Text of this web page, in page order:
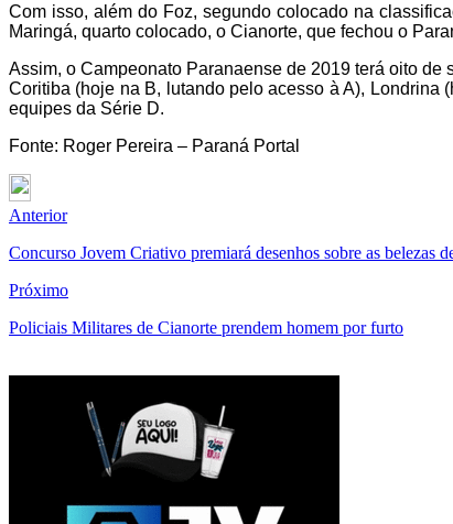
Com isso, além do Foz, segundo colocado na
Maringá, quarto colocado, o Cianorte, que fechou o
Assim, o Campeonato Paranaense de 2019 terá oito
Coritiba (hoje na B, lutando pelo acesso à A), Londrina
equipes da Série D.
Fonte: Roger Pereira – Paraná Portal
Anterior
Concurso Jovem Criativo premiará desenhos sobre as belezas
Próximo
Policiais Militares de Cianorte prendem homem por furto